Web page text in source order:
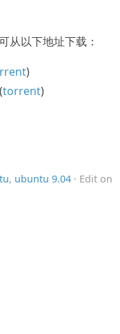
从以下地址下载：
)
(torrent)
, ubuntu 9.04 · Edit on